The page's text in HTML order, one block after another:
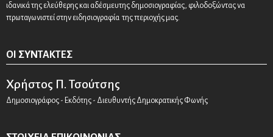
ιδανικά της ελεύθερης και αδέσμευτης δημοσιογραφίας, φιλοδοξώντας να
πρωταγωνιστεί στην ειδησιογραφία της περιοχής μας.
ΟΙ ΣΥΝΤΆΚΤΕΣ
Χρήστος Π. Τσούτσης
Δημοσιογράφος - Εκδότης - Διευθυντής Δημοκρατικής Φωνής